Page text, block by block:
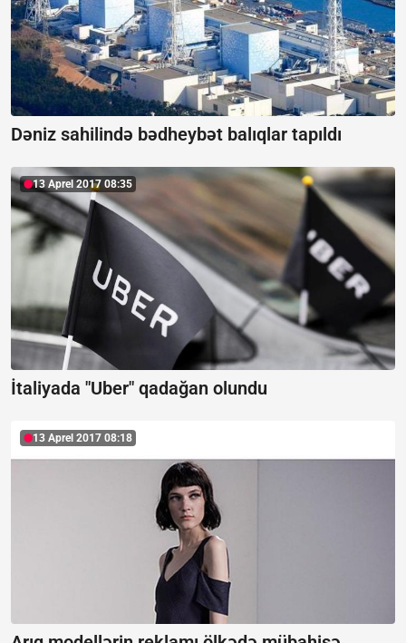
Dəniz sahilində bədheybət balıqlar tapıldı
13 Aprel 2017 08:35
İtaliyada "Uber" qadağan olundu
13 Aprel 2017 08:18